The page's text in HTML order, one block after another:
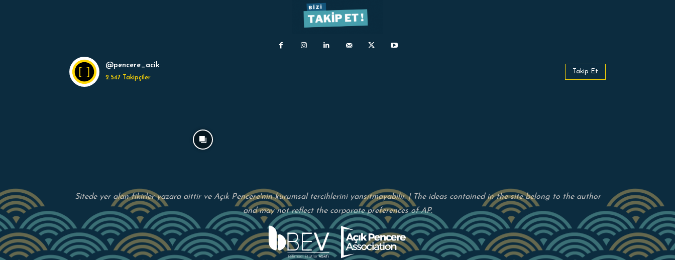
@pencere_acik
2.547 Takipçiler
Takip Et
Sitede yer alan fikirler yazara aittir ve Açık Pencere'nin kurumsal tercihlerini yansıtmayabilir. | The ideas contained in the site belong to the author
and may not reflect the corporate preferences of AP.